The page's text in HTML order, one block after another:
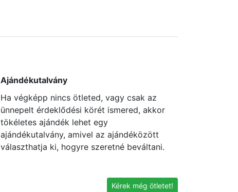
Ajándékutalvány
Ha végképp nincs ötleted, vagy csak az
ünnepelt érdeklődési körét ismered, akkor
tökéletes ajándék lehet egy
ajándékutalvány, amivel az ajándéközött
választhatja ki, hogyre szeretné beváltani.
Kérek még ötletet!